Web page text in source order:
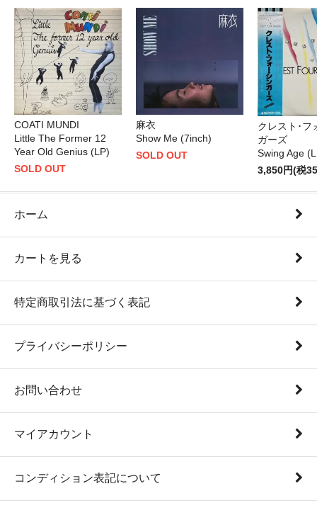
COATI MUNDI
Little The Former 12
Year Old Genius (LP)
SOLD OUT
麻衣
Show Me (7inch)
SOLD OUT
クレスト･フ
ガーズ
Swing Age
3,850円(税
ホーム
カートを見る
特定商取引法に基づく表記
プライバシーポリシー
お問い合わせ
マイアカウント
コンディション表記について